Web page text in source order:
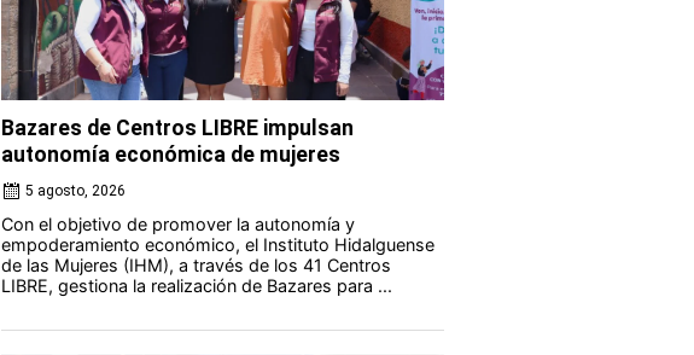
Bazares de Centros LIBRE impulsan
autonomía económica de mujeres
5 agosto, 2026
Con el objetivo de promover la autonomía y
empoderamiento económico, el Instituto Hidalguense
de las Mujeres (IHM), a través de los 41 Centros
LIBRE, gestiona la realización de Bazares para ...